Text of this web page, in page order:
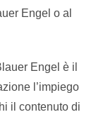
Engel o al
Engel è il
l’impiego
il contenuto di